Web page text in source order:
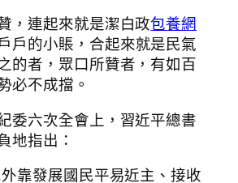
，連起來就是潔白政包養網
戶的小賬，合起來就是民氣
的者，眾口所贊者，有如百
必不成擋。
委六次全會上，習近平總書
地指出：
靠發展國民平易近主、接收